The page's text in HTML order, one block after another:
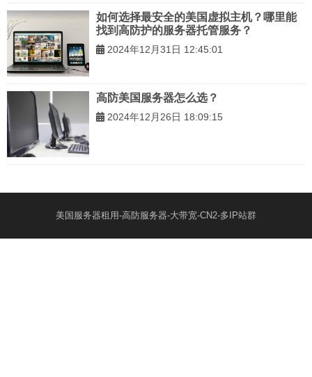
如何选择最安全的美国虚拟主机？哪里能
找到高防护的服务器托管服务？
2024年12月31日 12:45:01
高防美国服务器怎么选？
2024年12月26日 18:09:15
美国服务器租用-高防服务器-大带宽-CN2-多IP站群